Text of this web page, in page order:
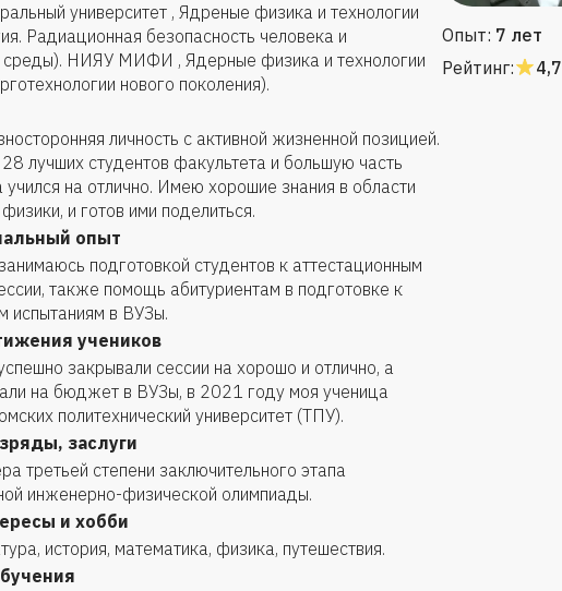
университет , Ядреные физика и технологии
Радиационная безопасность человека и
НИЯУ МИФИ , Ядерные физика и технологии
нового поколения).
личность с активной жизненной позицией.
лучших студентов факультета и большую часть
учился на отлично. Имею хорошие знания в области
и готов ими поделиться.
опыт
подготовкой студентов к аттестационным
также помощь абитуриентам в подготовке к
испытаниям в ВУЗы.
учеников
закрывали сессии на хорошо и отлично, а
на бюджет в ВУЗы, в 2021 году моя ученица
политехнический университет (ТПУ).
заслуги
третьей степени заключительного этапа
инженерно-физической олимпиады.
и хобби
история, математика, физика, путешествия.
Опыт: 7 лет
Рейтинг:
4,7